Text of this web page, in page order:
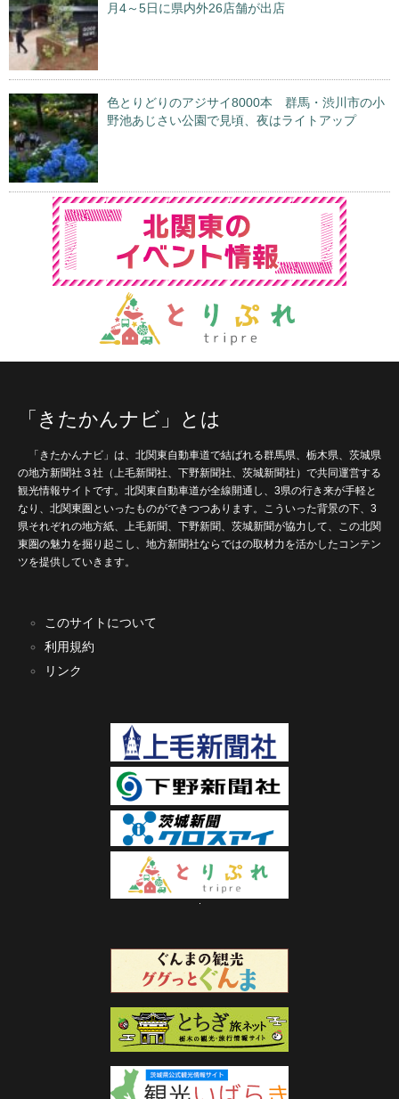
月4～5日に県内外26店舗が出店
色とりどりのアジサイ8000本 群馬・渋川市の小
野池あじさい公園で見頃、夜はライトアップ
「きたかんナビ」とは
「きたかんナビ」は、北関東自動車道で結ばれる群馬県、栃木県、茨城県
の地方新聞社３社（上毛新聞社、下野新聞社、茨城新聞社）で共同運営する
観光情報サイトです。北関東自動車道が全線開通し、3県の行き来が手軽と
なり、北関東圏といったものができつつあります。こういった背景の下、3
県それぞれの地方紙、上毛新聞、下野新聞、茨城新聞が協力して、この北関
東圏の魅力を掘り起こし、地方新聞社ならではの取材力を活かしたコンテン
ツを提供していきます。
このサイトについて
利用規約
リンク